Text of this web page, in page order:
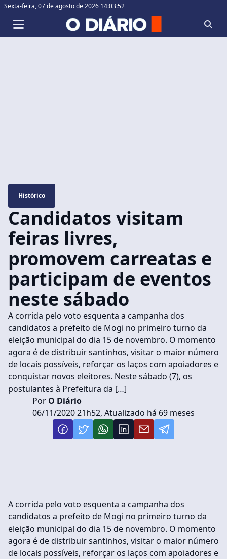
Sexta-feira,07 de agosto de 2026 14:03:53
Histórico
Candidatos visitam
feiras livres,
promovem carreatas e
participam de eventos
neste sábado
A corrida pelo voto esquenta a campanha dos
candidatos a prefeito de Mogi no primeiro turno da
eleição municipal do dia 15 de novembro. O momento
agora é de distribuir santinhos, visitar o maior número
de locais possíveis, reforçar os laços com apoiadores e
conquistar novos eleitores. Neste sábado (7), os
postulantes à Prefeitura da […]
Por O Diário
06/11/2020 21h52, Atualizado há 69 meses
A corrida pelo voto esquenta a campanha dos
candidatos a prefeito de Mogi no primeiro turno da
eleição municipal do dia 15 de novembro. O momento
agora é de distribuir santinhos, visitar o maior número
de locais possíveis, reforçar os laços com apoiadores e